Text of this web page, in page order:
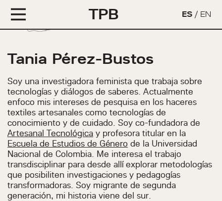
TPB ES / EN
Tania Pérez-Bustos
Soy una investigadora feminista que trabaja sobre
tecnologías y diálogos de saberes. Actualmente
enfoco mis intereses de pesquisa en los haceres
textiles artesanales como tecnologías de
conocimiento y de cuidado. Soy co-fundadora de
Artesanal Tecnológica y profesora titular en la
Escuela de Estudios de Género de la Universidad
Nacional de Colombia. Me interesa el trabajo
transdisciplinar para desde allí explorar metodologías
que posibiliten investigaciones y pedagogías
transformadoras. Soy migrante de segunda
generación, mi historia viene del sur.